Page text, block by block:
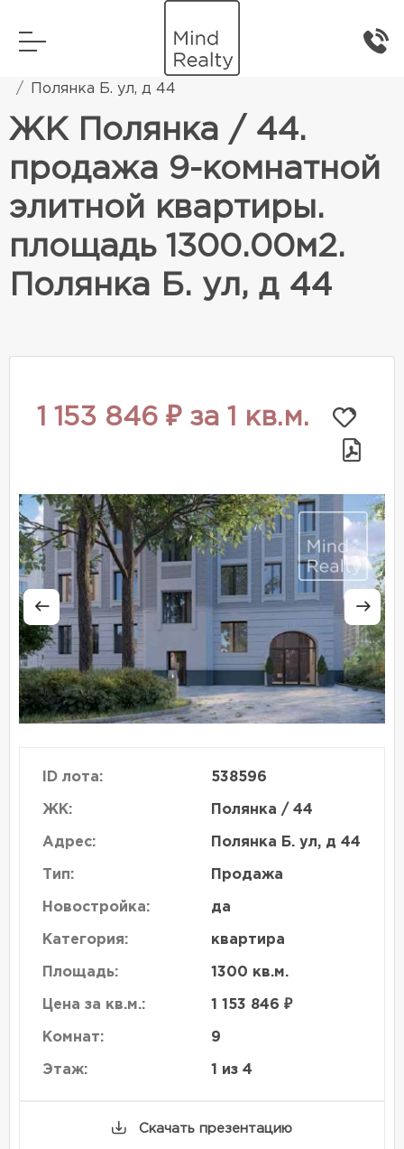
Элитная жилая недвижимость
Полянка Б. ул, д 44
ЖК Полянка / 44.
продажа 9-комнатной
элитной квартиры.
площадь 1300.00м2.
Полянка Б. ул, д 44
1 153 846 ₽ за 1 кв.м.
ID лота: 538596
ЖК: Полянка / 44
Адрес: Полянка Б. ул, д 44
Тип: Продажа
Новостройка: да
Категория: квартира
Площадь: 1300 кв.м.
Цена за кв.м.: 1 153 846 ₽
Комнат: 9
Этаж: 1 из 4
Скачать презентацию